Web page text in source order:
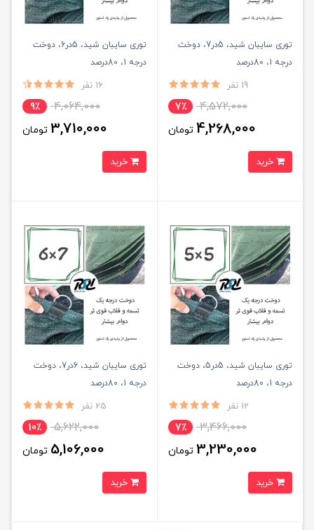
توری سایبان شید، 5در7، دوخت
درجه 1، 80درصد
19 نفر
4,572,000 7٪
4,268,000 تومان
توری سایبان شید، 5در6، دوخت
درجه 1، 80درصد
16 نفر
4,064,000 9٪
3,710,000 تومان
توری سایبان شید، 5در5، دوخت
درجه 1، 80درصد
12 نفر
3,466,000 7٪
3,230,000 تومان
توری سایبان شید، 6در7، دوخت
درجه 1، 80درصد
25 نفر
5,622,000 10٪
5,106,000 تومان